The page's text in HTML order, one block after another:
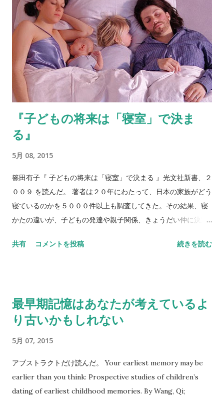
せつ罪7年）の期間がそれぞれ経過していれば、被害者が「泣き
寝入り」するしかないケースもある。 幼少期〜児童期の虐待体
験は、子どもの心と脳に大きな影響を与える。青年や成人にな
ってからも、精神的な問題やパーソナリティ、対人関係の問題
などの要因となりうる。 これまでの研究では、子ども時代の
虐待やトラウマは、青年や成人になってからも、抑うつや不安
障害、非行や犯罪などの行動化を引き起こすリスクファクター
であることが示唆されている。 多くの被虐待児は大人になれば
逃れられ、自由になれるという希望にしがみついている。しか
し強要的コントロールという環境の中で形成された人格は成人
立およびイニシアティヴに基本的な問題を積み残したままであ
る。児童虐待経験者は自己管理、認知と記憶、自己規定および
安定した人間関係を形成する能力に大きな欠陥があるというハ
ンディキャップを負って、自立と親密関係とを確立するという
成人期初期の仕事に近づく。児童虐待経験者は依然その児童期
再会してしまう。 ジュディス・ハーマン『 心的外傷と回復 』
決について報告されている。 地裁判決が民法の形式的な解釈に
留まっていた一方で、高裁判決は真に保護すべきもの、つまり
被害者の人権を考慮し、...
『子どもの将来は「寝室」で決ま
る』
5月 08, 2015
篠田有子『 子どもの将来は「寝室」で決まる 』光文社新書、２
００９ を読んだ。 著者は２０年にわたって、日本の家族がどう
寝ているのかを５０００件以上も調査してきた。その結果、寝
かたの違いが、子どもの発達や親子関係、きょうだい仲に決定
育つ」というが、この研究が明らかにしたのは「こころの育ち
リカの人類学者コーディルとプラースらが東京や京都で行なっ
た調査が始まりらしい。家族が同じ部屋で寝ることはコ・スリ
れてきたのである。 彼らは、日本の家族323世帯の就寝形態の
実態をライフサイクルの視点からから分析して、「日本の家族
は他に空き部屋があるのにかたまって親子同室に寝るコ・スリ
ーピング（co-sleeping）の習慣があり、日本人は、幼い時は
共有 コメントを投稿 続きを読む
最早期記憶はあなたが考えているよ
り古いかもしれない
5月 07, 2015
アブストラクトだけ読んだ。 Your earliest memory may be
earlier than you think: Prospective studies of children’s
dating of earliest childhood memories. By Wang, Qi;